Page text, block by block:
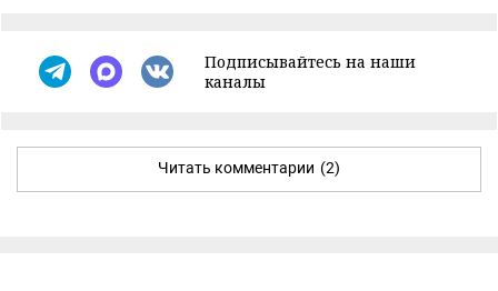
Подписывайтесь на наши
каналы
Читать комментарии (2)